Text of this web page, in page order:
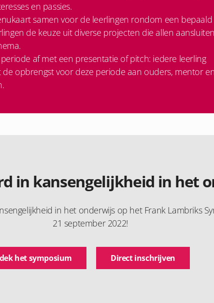
en passies.
samen voor de leerlingen rondom een
de keuze uit diverse projecten die allen
af met een presentatie of pitch: iedere leerling
de opbrengst voor deze periode aan ouders, mentor
in kansengelijkheid in het
in het onderwijs op het Frank Lambriks
21 september 2022!
het symposium Direct inschrijven